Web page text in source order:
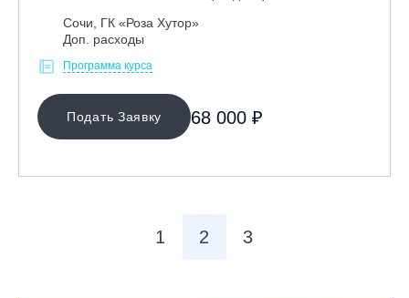
Сочи, ГК «Роза Хутор»
Доп. расходы
Программа курса
Подать Заявку 68 000 ₽
1 2 3